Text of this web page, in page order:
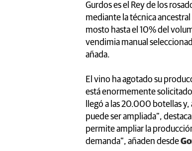
Gurdos es el Rey de los
mediante la técnica ancestral
mosto hasta el 10% del
vendimia manual
añada.
El vino ha agotado su
está enormemente
llegó a las 20.000 botellas
puede ser ampliada”,
permite ampliar la
demanda”, añaden desde